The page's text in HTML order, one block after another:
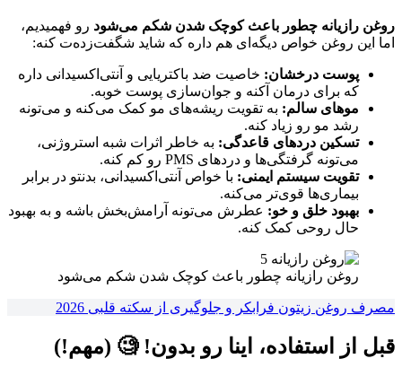
روغن رازیانه چطور باعث کوچک شدن شکم می‌شود رو فهمیدیم،
اما این روغن خواص دیگه‌ای هم داره که شاید شگفت‌زده‌ت کنه:
پوست درخشان: خاصیت ضد باکتریایی و آنتی‌اکسیدانی داره
که برای درمان آکنه و جوان‌سازی پوست خوبه.
موهای سالم: به تقویت ریشه‌های مو کمک می‌کنه و می‌تونه
رشد مو رو زیاد کنه.
تسکین دردهای قاعدگی: به خاطر اثرات شبه استروژنی،
می‌تونه گرفتگی‌ها و دردهای PMS رو کم کنه.
تقویت سیستم ایمنی: با خواص آنتی‌اکسیدانی، بدنتو در برابر
بیماری‌ها قوی‌تر می‌کنه.
بهبود خلق و خو: عطرش می‌تونه آرامش‌بخش باشه و به بهبود
حال روحی کمک کنه.
روغن رازیانه چطور باعث کوچک شدن شکم می‌شود
مصرف روغن زیتون فرابکر و جلوگیری از سکته قلبی 2026
قبل از استفاده، اینا رو بدون! 🧐 (مهم!)